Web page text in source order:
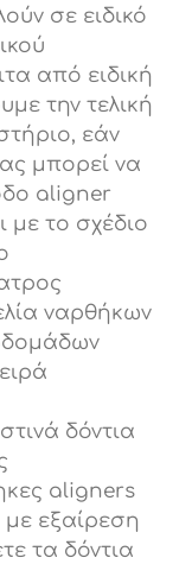
σε ειδικό
από ειδική
την τελική
εάν
μπορεί να
aligner
το σχέδιο
ναρθήκων
δόντια
aligners
εξαίρεση
τα δόντια